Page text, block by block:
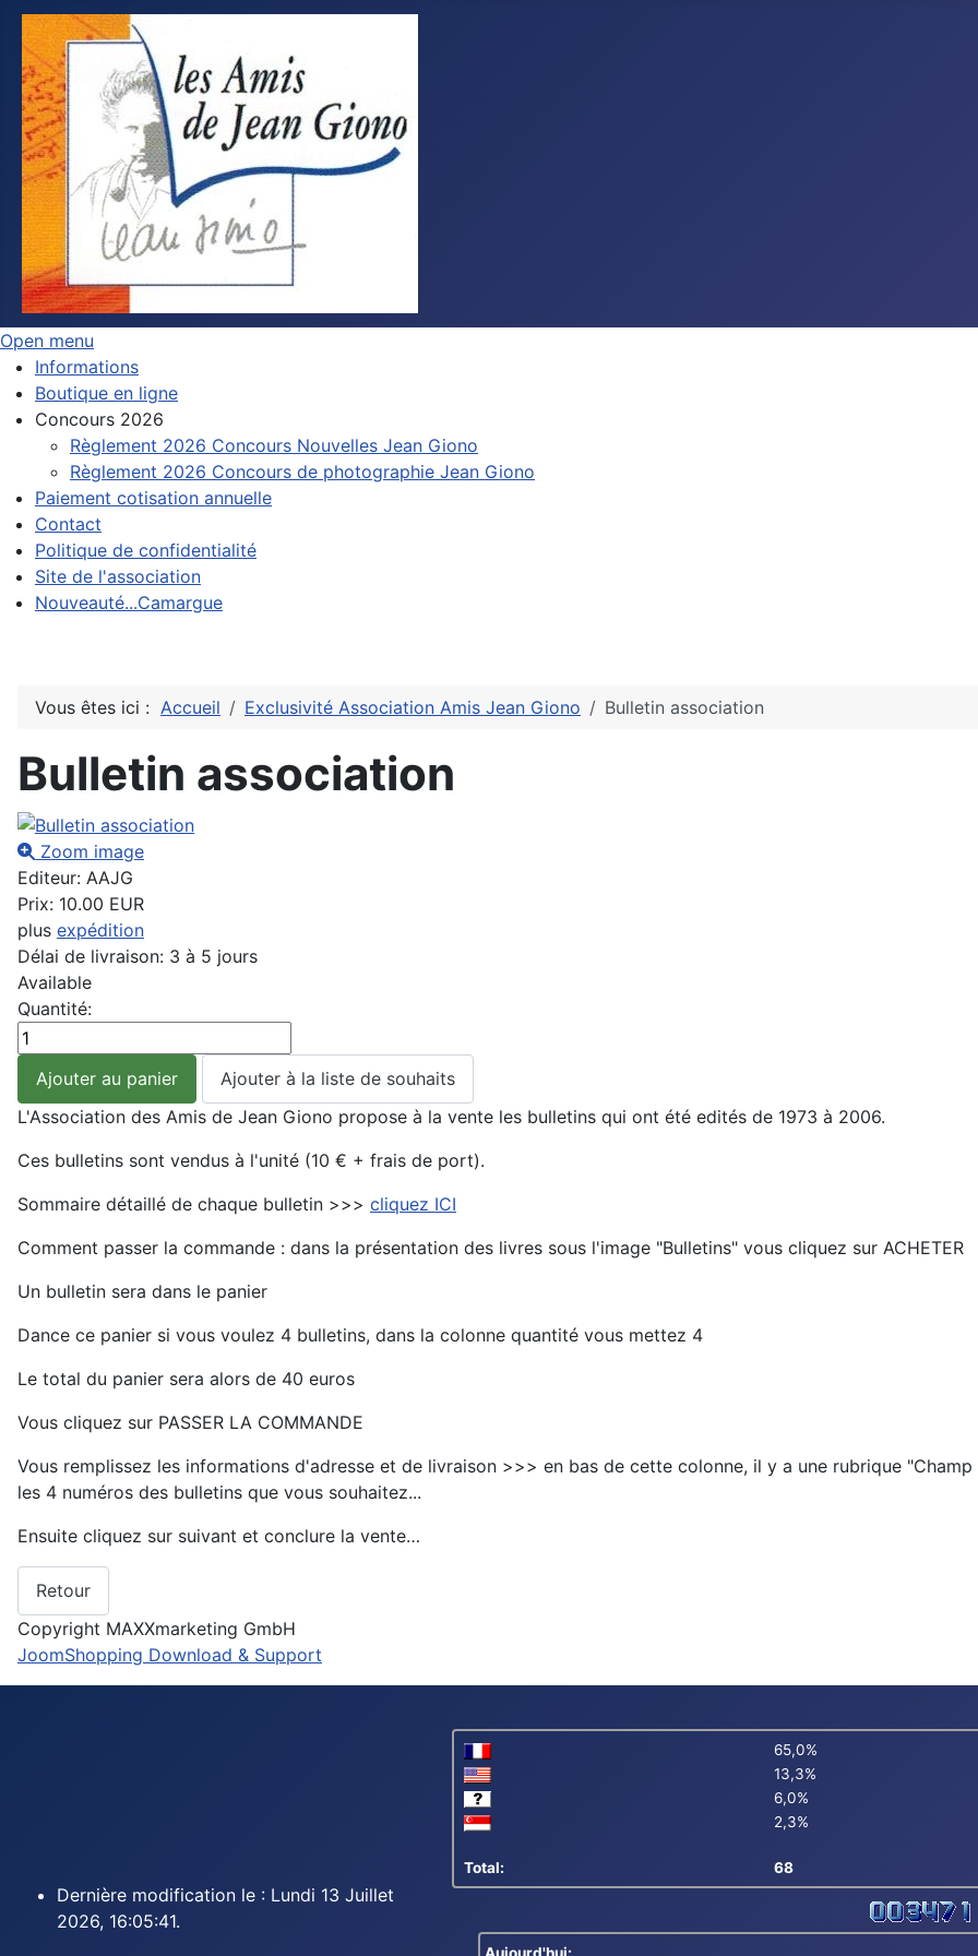
Open menu
Informations
Boutique en ligne
Concours 2026
Règlement 2026 Concours Nouvelles Jean Giono
Règlement 2026 Concours de photographie Jean Giono
Paiement cotisation annuelle
Contact
Politique de confidentialité
Site de l'association
Nouveauté...Camargue
Vous êtes ici : Accueil Exclusivité Association Amis Jean Giono Bulletin association
Bulletin association
Zoom image
Editeur: AAJG
Prix: 10.00 EUR
plus expédition
Délai de livraison: 3 à 5 jours
Available
Quantité:
L'Association des Amis de Jean Giono propose à la vente les bulletins qui ont été edités de 1973 à 2006.
Ces bulletins sont vendus à l'unité (10 € + frais de port).
Sommaire détaillé de chaque bulletin >>> cliquez ICI
Comment passer la commande : dans la présentation des livres sous l'image "Bulletins" vous cliquez sur ACHETER
Un bulletin sera dans le panier
Dance ce panier si vous voulez 4 bulletins, dans la colonne quantité vous mettez 4
Le total du panier sera alors de 40 euros
Vous cliquez sur PASSER LA COMMANDE
Vous remplissez les informations d'adresse et de livraison >>> en bas de cette colonne, il y a une rubrique
les 4 numéros des bulletins que vous souhaitez...
Ensuite cliquez sur suivant et conclure la vente…
Copyright MAXXmarketing GmbH
JoomShopping Download & Support
Dernière modification le : Lundi 13 Juillet
2026, 16:05:41.
65,0%
13,3%
6,0%
2,3%
Total: 68